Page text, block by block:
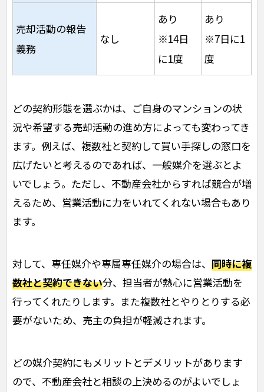
売却活動の報告
義務
なし
あり
※14日
に1度
あり
※7日に1
度
どの契約形態を選ぶかは、ご自身のマンションの状
況や希望する売却活動の進め方によっても変わってき
ます。例えば、複数社と契約して買い手探しの窓口を
広げたいと考えるのであれば、一般媒介を選ぶとよ
いでしょう。ただし、不動産会社からすれば競合が増
えるため、営業活動に力をいれてくれない場合もあり
ます。
対して、専任媒介や専属専任媒介の場合は、 同時に複
数社と契約できない分、担当者が熱心に営業活動を
行ってくれたりします。また複数社とやりとりする必
要がないため、売主の負担が軽減されます。
どの媒介契約にもメリットとデメリットがあります
ので、不動産会社と相談の上決めるのがよいでしょ